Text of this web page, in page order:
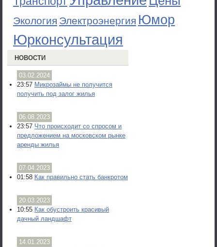
Экология Электроэнергия Юмор
Юрконсультация
НОВОСТИ
03.02.2024
23:57 Микрозаймы не получится
получить под залог жилья
06.08.2023
23:57 Что происходит со спросом и
предложением на московском рынке
аренды жилья
07.04.2023
01:58 Как правильно стать банкротом
20.03.2023
10:55 Как обустроить красивый
дачный ландшафт
14.01.2023